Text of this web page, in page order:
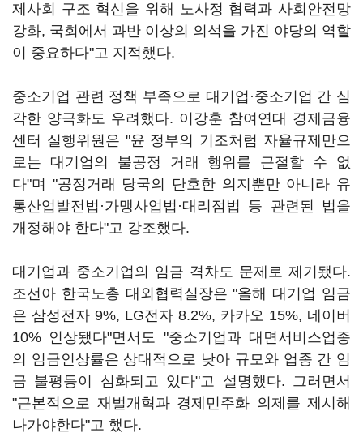
제사회 구조 혁신을 위해 노사정 협력과 사회안전망
강화, 국회에서 과반 이상의 의석을 가진 야당의 역할
이 중요하다"고 지적했다.
중소기업 관련 정책 부족으로 대기업·중소기업 간 심
각한 양극화도 우려했다. 이강훈 참여연대 경제금융
센터 실행위원은 "윤 정부의 기조처럼 자율규제만으
로는 대기업의 불공정 거래 행위를 근절할 수 없
다"며 "공정거래 당국의 단호한 의지뿐만 아니라 유
통산업발전법·가맹사업법·대리점법 등 관련된 법을
개정해야 한다"고 강조했다.
대기업과 중소기업의 임금 격차도 문제로 제기됐다.
조선아 한국노총 대외협력실장은 "올해 대기업 임금
은 삼성전자 9%, LG전자 8.2%, 카카오 15%, 네이버
10% 인상됐다"면서도 "중소기업과 대면서비스업종
의 임금인상률은 상대적으로 낮아 규모와 업종 간 임
금 불평등이 심화되고 있다"고 설명했다. 그러면서
"근본적으로 재벌개혁과 경제민주화 의제를 제시해
나가야한다"고 했다.